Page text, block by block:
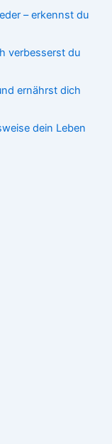
– erkennst du
verbesserst du
ernährst dich
dein Leben